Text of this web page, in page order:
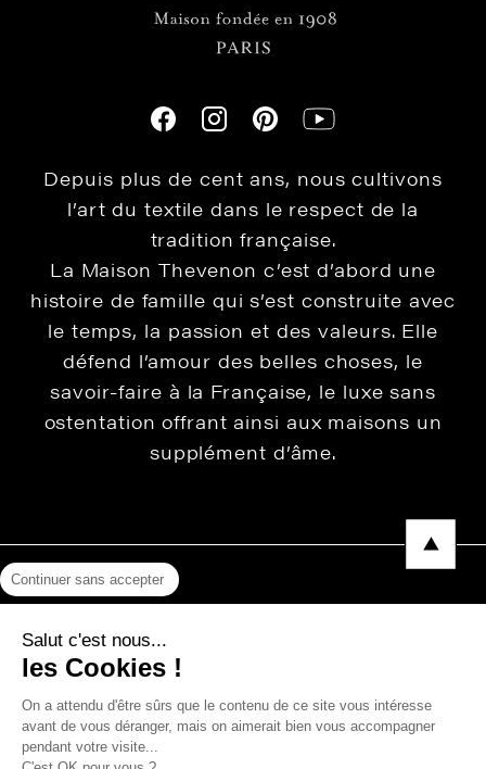
Depuis plus de cent ans, nous cultivons
l’art du textile dans le respect de la
tradition française.
La Maison Thevenon c’est d’abord une
histoire de famille qui s’est construite avec
le temps, la passion et des valeurs. Elle
défend l’amour des belles choses, le
savoir-faire à la Française, le luxe sans
ostentation offrant ainsi aux maisons un
supplément d’âme.
Protection des données
Photos, Vidéos & Catalogues
Continuer sans accepter
Salut c'est nous...
les Cookies !
On a attendu d'être sûrs que le contenu de ce site vous intéresse
avant de vous déranger, mais on aimerait bien vous accompagner
pendant votre visite...